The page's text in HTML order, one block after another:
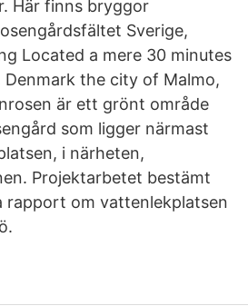
Här finns bryggor
Sverige,
Located a mere 30 minutes
the city of Malmo,
är ett grönt område
som ligger närmast
i närheten,
Projektarbetet bestämt
rapport om vattenlekplatsen